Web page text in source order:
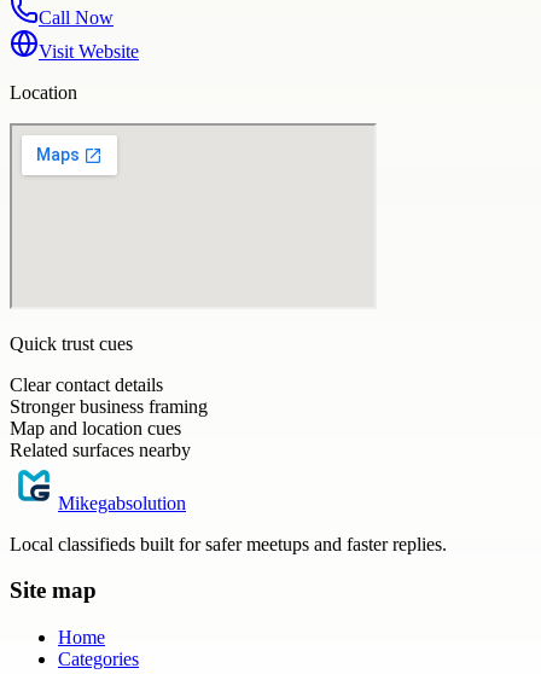
Call Now
Visit Website
Location
Quick trust cues
Clear contact details
Stronger business framing
Map and location cues
Related surfaces nearby
Mikegabsolution
Local classifieds built for safer meetups and faster replies.
Site map
Home
Categories